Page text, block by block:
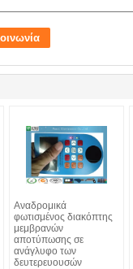
Αναδρομικά
φωτισμένος διακόπτης
μεμβρανών
αποτύπωσης σε
ανάγλυφο των
δευτερευουσών